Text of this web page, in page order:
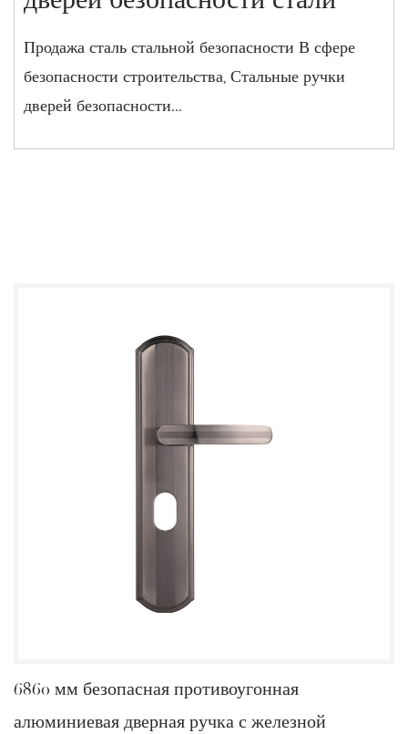
Продажа сталь стальной безопасности В сфере
безопасности строительства, Стальные ручки
дверей безопасности...
6860 мм безопасная противоугонная
алюминиевая дверная ручка с железной